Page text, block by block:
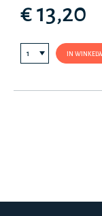
€ 13,20
IN